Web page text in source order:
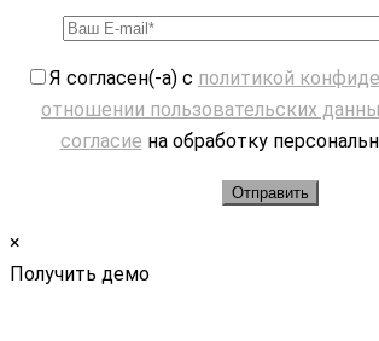
Я согласен(-а) с политикой
отношении пользовательских
согласие на обработку
×
Получить демо